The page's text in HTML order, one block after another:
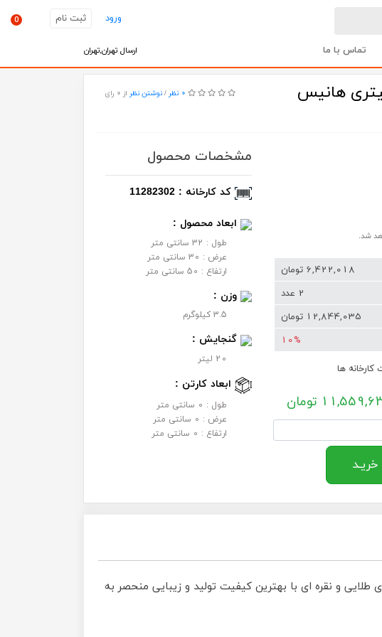
ورود ثبت نام 0
تماس با ما ارسال تهران,تهران
استیل پدال دار 20 لیتری هانیس
0 نظر / نوشتن نظر از 0 رای
شد.
6,422,018 تومان
2 عدد
12,844,035 تومان
10%
ها
تومان
مشخصات محصول
کد کارخانه : 11282302
ابعاد محصول :
طول : 32 سانتی متر
عرض : 30 سانتی متر
ارتفاع : 50 سانتی متر
وزن :
3.5 کیلوگرم
گنجایش :
20 لیتر
ابعاد کارتن :
طول : 0 سانتی متر
عرض : 0 سانتی متر
ارتفاع : 0 سانتی متر
100% ضد زنگ در رنگبندی طلایی و نقره ای با بهترین کیفیت تولید و زیبایی منحصر به